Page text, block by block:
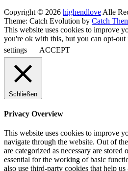
Copyright © 2026 highendlove Alle
Theme: Catch Evolution by Catch
This website uses cookies to improve
you're ok with this, but you can opt-
settings
ACCEPT
Schließen
Privacy Overview
This website uses cookies to improve
navigate through the website. Out of
are categorized as necessary are stored
essential for the working of basic
also use third-party cookies that help